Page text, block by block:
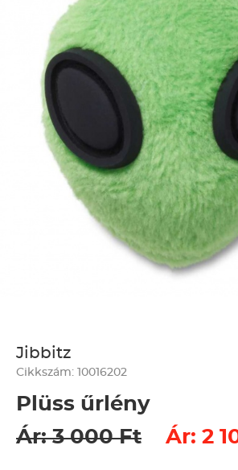
Jibbitz
Cikkszám: 10016202
Plüss űrlény
Ár: 3 000 Ft
Ár: 2